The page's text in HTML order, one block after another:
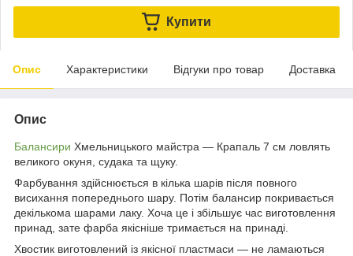
Купити
Опис Характеристики Відгуки про товар Доставка
Опис
Балансири Хмельницького майстра — Крапаль 7 см ловлять
великого окуня, судака та щуку.
Фарбування здійснюється в кілька шарів після повного
висихання попереднього шару. Потім балансир покривається
декількома шарами лаку. Хоча це і збільшує час виготовлення
принад, зате фарба якісніше тримається на принаді.
Хвостик виготовлений із якісної пластмаси — не ламаються